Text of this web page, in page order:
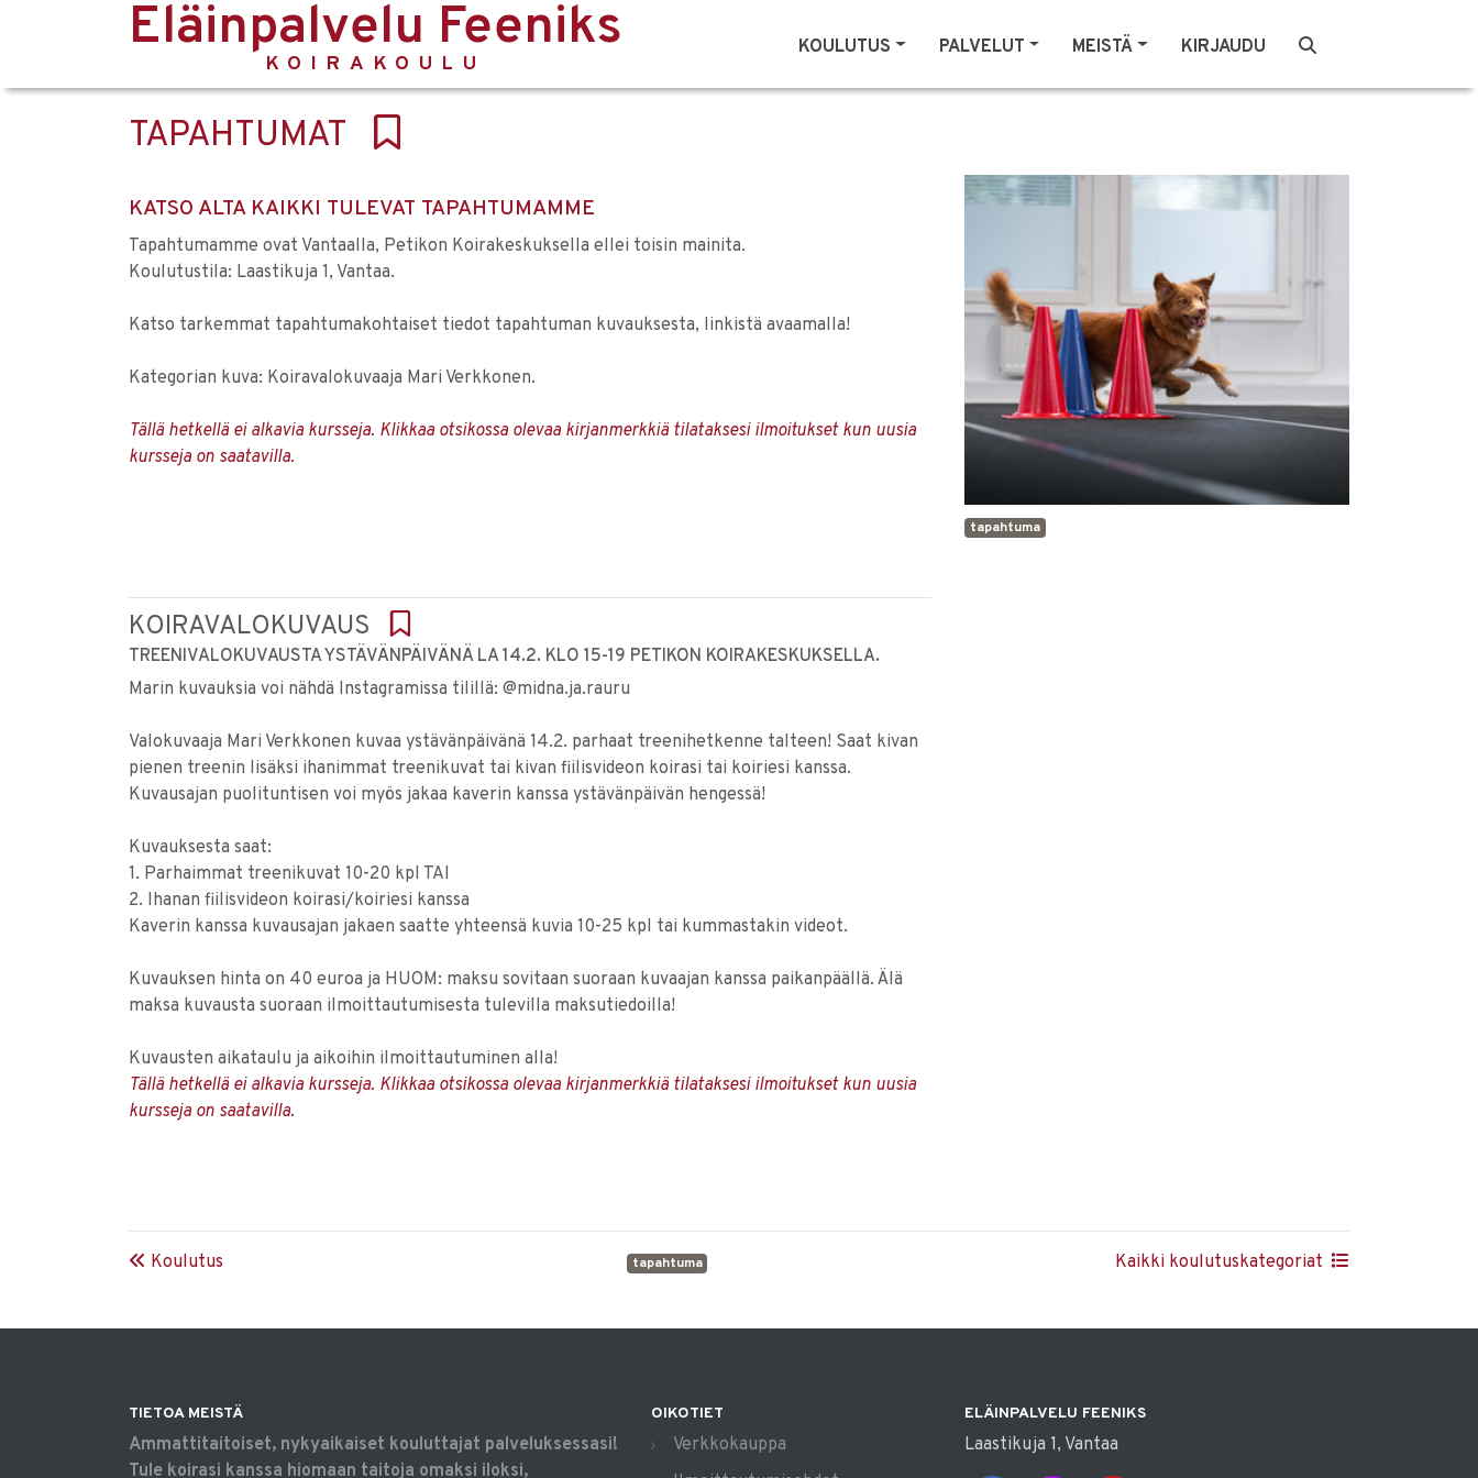
Eläinpalvelu Feeniks
KOIRAKOULU
KOULUTUS PALVELUT MEISTÄ KIRJAUDU
TAPAHTUMAT
KATSO ALTA KAIKKI TULEVAT TAPAHTUMAMME
Tapahtumamme ovat Vantaalla, Petikon Koirakeskuksella ellei toisin mainita.
Koulutustila: Laastikuja 1, Vantaa.
Katso tarkemmat tapahtumakohtaiset tiedot tapahtuman kuvauksesta, linkistä avaamalla!
Kategorian kuva: Koiravalokuvaaja Mari Verkkonen.
Tällä hetkellä ei alkavia kursseja. Klikkaa otsikossa olevaa kirjanmerkkiä tilataksesi ilmoitukset kun uusia
kursseja on saatavilla.
KOIRAVALOKUVAUS
TREENIVALOKUVAUSTA YSTÄVÄNPÄIVÄNÄ LA 14.2. KLO 15-19 PETIKON KOIRAKESKUKSELLA.
Marin kuvauksia voi nähdä Instagramissa tilillä: @midna.ja.rauru
Valokuvaaja Mari Verkkonen kuvaa ystävänpäivänä 14.2. parhaat treenihetkenne talteen! Saat kivan
pienen treenin lisäksi ihanimmat treenikuvat tai kivan fiilisvideon koirasi tai koiriesi kanssa.
Kuvausajan puolituntisen voi myös jakaa kaverin kanssa ystävänpäivän hengessä!
Kuvauksesta saat:
1. Parhaimmat treenikuvat 10-20 kpl TAI
2. Ihanan fiilisvideon koirasi/koiriesi kanssa
Kaverin kanssa kuvausajan jakaen saatte yhteensä kuvia 10-25 kpl tai kummastakin videot.
Kuvauksen hinta on 40 euroa ja HUOM: maksu sovitaan suoraan kuvaajan kanssa paikanpäällä. Älä
maksa kuvausta suoraan ilmoittautumisesta tulevilla maksutiedoilla!
Kuvausten aikataulu ja aikoihin ilmoittautuminen alla!
Tällä hetkellä ei alkavia kursseja. Klikkaa otsikossa olevaa kirjanmerkkiä tilataksesi ilmoitukset kun uusia
kursseja on saatavilla.
tapahtuma
Koulutus tapahtuma Kaikki koulutuskategoriat
TIETOA MEISTÄ
Ammattitaitoiset, nykyaikaiset kouluttajat palveluksessasi!
Tule koirasi kanssa hiomaan taitoja omaksi iloksi,
OIKOTIET
Verkkokauppa
ELÄINPALVELU FEENIKS
Laastikuja 1, Vantaa